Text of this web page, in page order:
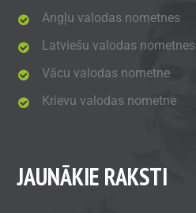
Angļu valodas nometnes
Latviešu valodas nometnes
Vācu valodas nometne
Krievu valodas nometne
JAUNĀKIE RAKSTI